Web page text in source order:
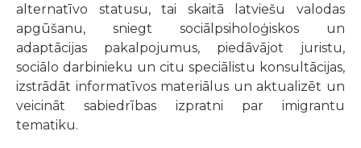
alternatīvo statusu, tai skaitā latviešu valodas
apgūšanu, sniegt sociālpsiholoģiskos un
adaptācijas pakalpojumus, piedāvājot juristu,
sociālo darbinieku un citu speciālistu konsultācijas,
izstrādāt informatīvos materiālus un aktualizēt un
veicināt sabiedrības izpratni par imigrantu
tematiku.